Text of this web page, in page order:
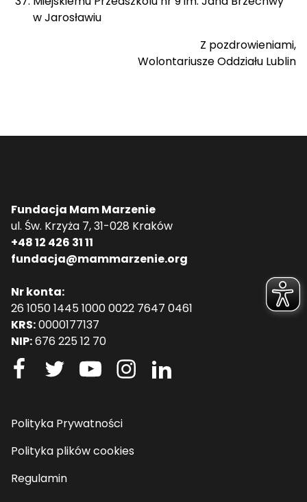
w Jarosławiu
Z pozdrowieniami,
Wolontariusze Oddziału Lublin
Fundacja Mam Marzenie
ul. Św. Krzyża 7, 31-028 Kraków
+48 12 426 31 11
fundacja@mammarzenie.org
Nr konta:
26 1050 1445 1000 0022 7647 0461
KRS:0000177137
NIP:676 225 12 70
Polityka Prywatności
Polityka plików cookies
Regulamin